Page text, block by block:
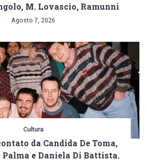
M. Lovascio, Ramunni
Agosto 7, 2026
Cultura
da Candida De Toma,
Palma e Daniela Di Battista.